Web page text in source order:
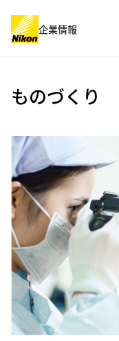
企業情報
ものづくり